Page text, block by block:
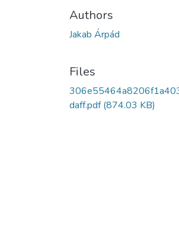
Authors
Jakab Árpád
Files
daff.pdf(874.03 KB)